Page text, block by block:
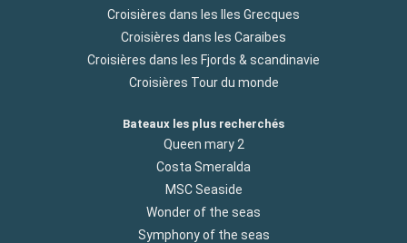
Croisières dans les Iles Grecques
Croisières dans les Caraibes
Croisières dans les Fjords & scandinavie
Croisières Tour du monde
Bateaux les plus recherchés
Queen mary 2
Costa Smeralda
MSC Seaside
Wonder of the seas
Symphony of the seas